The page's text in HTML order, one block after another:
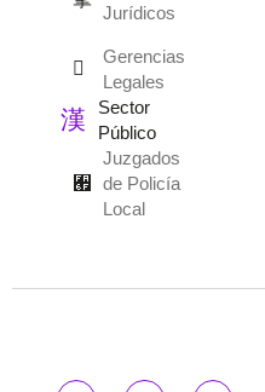
Jurídicos
Gerencias
Legales
Sector
Público
Juzgados
de Policía
Local